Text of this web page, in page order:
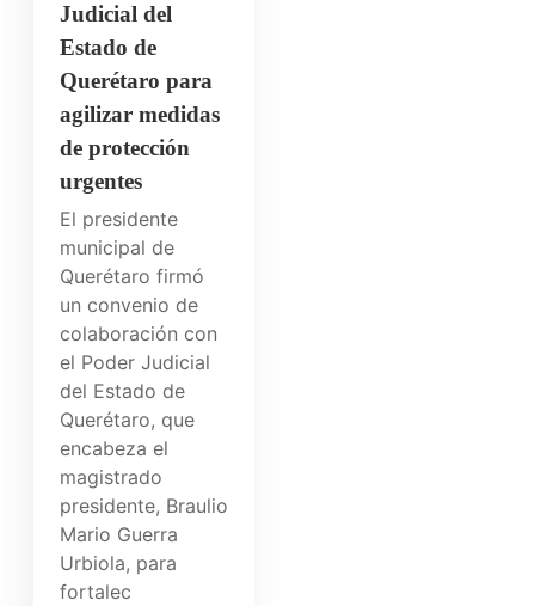
Judicial del
Estado de
Querétaro para
agilizar medidas
de protección
urgentes
El presidente
municipal de
Querétaro firmó
un convenio de
colaboración con
el Poder Judicial
del Estado de
Querétaro, que
encabeza el
magistrado
presidente, Braulio
Mario Guerra
Urbiola, para
fortalec